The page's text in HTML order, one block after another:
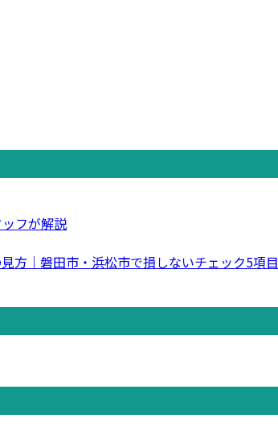
フが解説
方｜磐田市・浜松市で損しないチェック5項目